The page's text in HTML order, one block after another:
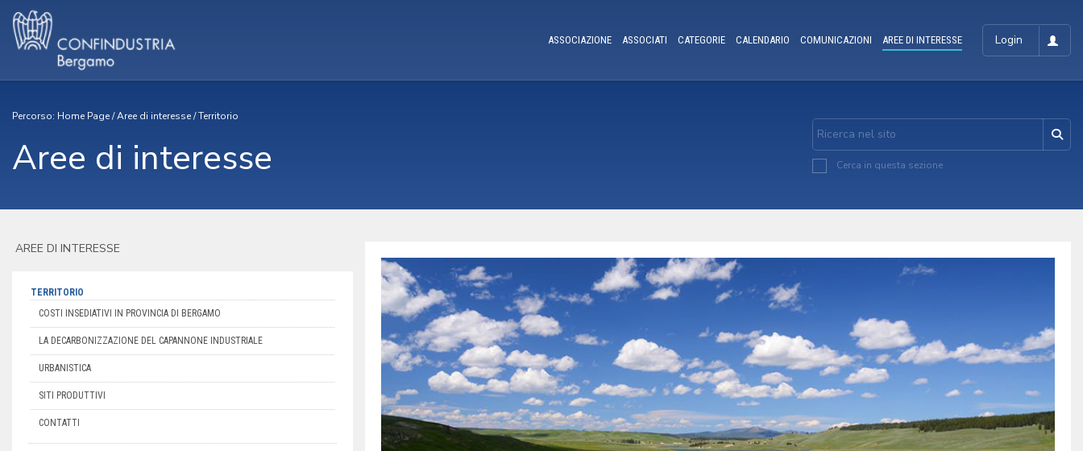
Login
ASSOCIAZIONE ASSOCIATI CATEGORIE CALENDARIO COMUNICAZIONI AREE DI INTERESSE
Percorso: Home Page/Aree di interesse/Territorio
Aree di interesse Cerca in questa sezione
AREE DI INTERESSE
TERRITORIO
COSTI INSEDIATIVI IN PROVINCIA DI BERGAMO
LA DECARBONIZZAZIONE DEL CAPANNONE INDUSTRIALE
URBANISTICA
SITI PRODUTTIVI
CONTATTI